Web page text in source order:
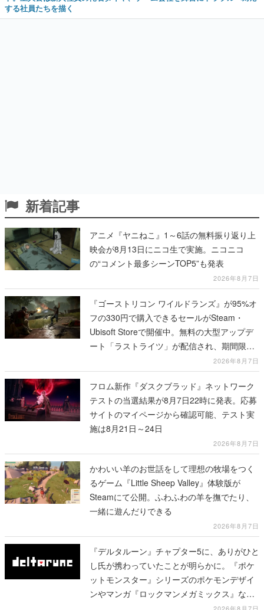
する社員たちを描く
新着記事
アニメ『ヤニねこ』1～6話の無料振り返り上
映会が8月13日にニコ生で実施。ニコニコ
の“コメント最多シーンTOP5”も発表
2026年8月7日
『ゴーストリコン ワイルドランズ』が95%オ
フの330円で購入できるセールがSteam・
Ubisoft Storeで開催中。無料の大型アップデ
ート「ラストライツ」が配信され、期間限定
の無料プレイや過去作の無料配布も2026年8月7日
フロム新作『ダスクブラッド』ネットワーク
テストの当選結果が8月7日22時に発表。応募
サイトのマイページから確認可能、テスト実
施は8月21日～24日
2026年8月7日
かわいい羊のお世話をして理想の牧場をつく
るゲーム『Little Sheep Valley』体験版が
Steamにて公開。ふわふわの羊を撫でたり、
一緒に遊んだりできる
2026年8月7日
『デルタルーン』チャプター5に、ありがひと
し氏が携わっていたことが明らかに。『ポケ
ットモンスター』シリーズのポケモンデザイ
ンやマンガ『ロックマンメガミックス』など